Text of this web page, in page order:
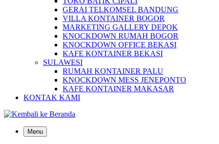
GERAI TELKOMSEL BANDUNG
VILLA KONTAINER BOGOR
MARKETING GALLERY DEPOK
KNOCKDOWN RUMAH BOGOR
KNOCKDOWN OFFICE BEKASI
KAFE KONTAINER BEKASI
SULAWESI
RUMAH KONTAINER PALU
KNOCKDOWN MESS JENEPONTO
KAFE KONTAINER MAKASAR
KONTAK KAMI
Menu